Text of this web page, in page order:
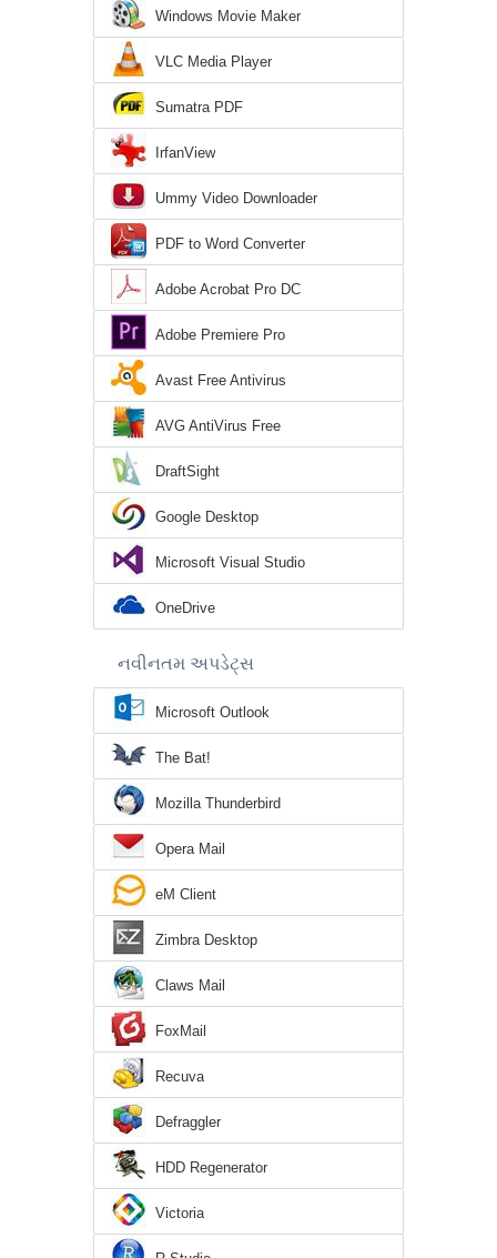
Windows Movie Maker
VLC Media Player
Sumatra PDF
IrfanView
Ummy Video Downloader
PDF to Word Converter
Adobe Acrobat Pro DC
Adobe Premiere Pro
Avast Free Antivirus
AVG AntiVirus Free
DraftSight
Google Desktop
Microsoft Visual Studio
OneDrive
નવીનતમ અપડેટ્સ
Microsoft Outlook
The Bat!
Mozilla Thunderbird
Opera Mail
eM Client
Zimbra Desktop
Claws Mail
FoxMail
Recuva
Defraggler
HDD Regenerator
Victoria